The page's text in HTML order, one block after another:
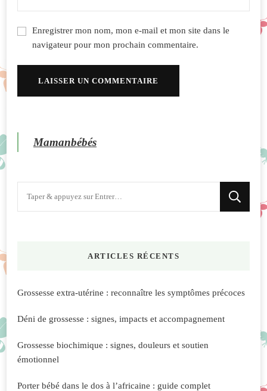
Enregistrer mon nom, mon e-mail et mon site dans le
navigateur pour mon prochain commentaire.
Mamanbébés
ARTICLES RÉCENTS
Grossesse extra-utérine : reconnaître les symptômes précoces
Déni de grossesse : signes, impacts et accompagnement
Grossesse biochimique : signes, douleurs et soutien
émotionnel
Porter bébé dans le dos à l’africaine : guide complet